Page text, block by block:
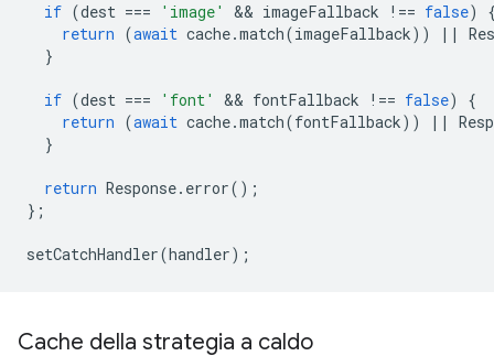
if (dest === 'image' && imageFallback !== false)
return (await cache.match(imageFallback)) ||
}
if (dest === 'font' && fontFallback !== false)
{
return (await cache.match(fontFallback)) ||
}
return Response. error();
};
setCatchHandler(handler);
Cache della strategia a caldo